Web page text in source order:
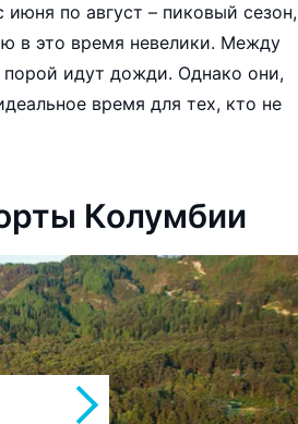
по август – пиковый сезон,
в это время невелики. Между
идут дожди. Однако они,
время для тех, кто не
Колумбии